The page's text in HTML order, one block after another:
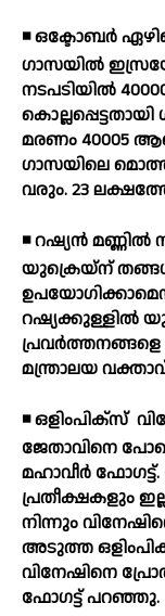
◾ ഒക്ടോബര്‍
ഗാസയില്‍
നടപടിയില്‍
മരണം 40005
ഗാസയിലെ
വരും. 23
◾ റഷ്യന്‍ മണ്ണില്‍
യുക്രെയ്‌ന്
റഷ്യക്കുള്ളില്‍
പ്രവര്‍ത്തനങ്ങളെ
മന്ത്രാലയ
◾ ഒളിംപിക്സ്
ജേതാവിനെ
മഹാവീര്‍
പ്രതീക്ഷകളും
നിന്നും
അടുത്ത
വിനേഷിനെ
ഫോഗട്ട് പറഞ്ഞു.